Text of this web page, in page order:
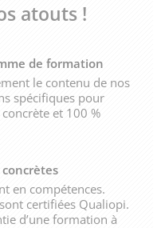
atouts !
de formation
le contenu de nos
spécifiques pour
et 100 %
en compétences.
certifiées Qualiopi.
d’une formation à